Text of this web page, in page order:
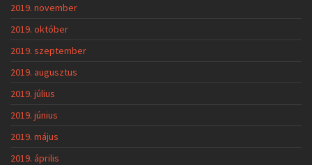
2019. november
2019. október
2019. szeptember
2019. augusztus
2019. július
2019. június
2019. május
2019. április